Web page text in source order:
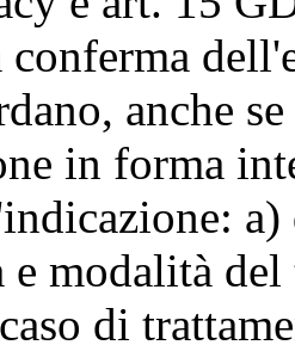
anche
in forma
modalità
di